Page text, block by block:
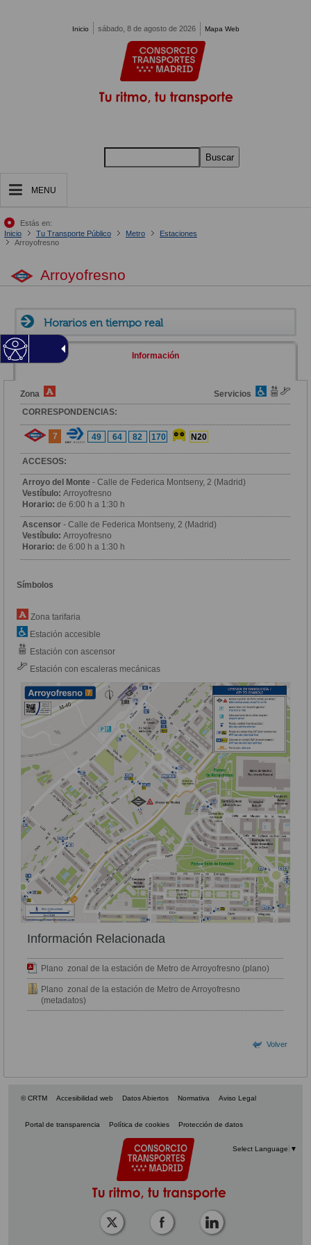
Inicio sábado, 8 de agosto de 2026 Mapa Web
Buscar
MENU
Estás en:
Inicio
Tu Transporte Público Metro
Estaciones
Arroyofresno
Arroyofresno
Horarios en tiempo real
Información
Zona
Servicios
CORRESPONDENCIAS:
7 49 64 82 170 N20
ACCESOS:
Arroyo del Monte - Calle de Federica Montseny, 2 (Madrid)
Vestíbulo: Arroyofresno
Horario: de 6:00 h a 1:30 h
Ascensor - Calle de Federica Montseny, 2 (Madrid)
Vestíbulo: Arroyofresno
Horario: de 6:00 h a 1:30 h
Símbolos
Zona tarifaria
Estación accesible
Estación con ascensor
Estación con escaleras mecánicas
Información Relacionada
Plano zonal de la estación de Metro de Arroyofresno (plano)
Plano zonal de la estación de Metro de Arroyofresno
(metadatos)
Volver
© CRTM Accesibilidad web Datos Abiertos Normativa Aviso Legal
Portal de transparencia Política de cookies Protección de datos
Select Language ▼